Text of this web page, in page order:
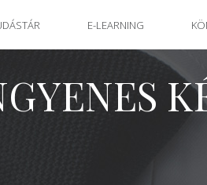
E-LEARNING